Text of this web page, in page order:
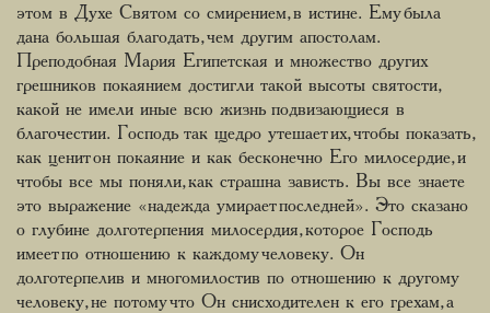
этом в Духе Святом со смирением, в истине. Ему была
дана большая благодать, чем другим апостолам.
Преподобная Мария Египетская и множество других
грешников покаянием достигли такой высоты святости,
какой не имели иные всю жизнь подвизающиеся в
благочестии. Господь так щедро утешает их, чтобы показать,
как ценит он покаяние и как бесконечно Его милосердие, и
чтобы все мы поняли, как страшна зависть. Вы все знаете
это выражение «надежда умирает последней». Это сказано
о глубине долготерпения милосердия, которое Господь
имеет по отношению к каждому человеку. Он
долготерпелив и многомилостив по отношению к другому
человеку, не потому что Он снисходителен к его грехам, а